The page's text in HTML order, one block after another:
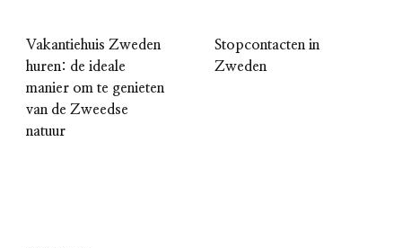
Vakantiehuis Zweden
huren: de ideale
manier om te genieten
van de Zweedse
natuur
Stopcontacten in
Zweden